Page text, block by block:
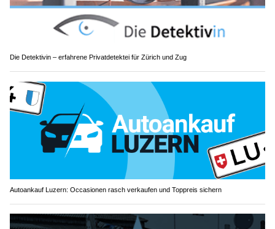
Die Detektivin – erfahrene Privatdetektei für Zürich und Zug
Autoankauf Luzern: Occasionen rasch verkaufen und Toppreis sichern